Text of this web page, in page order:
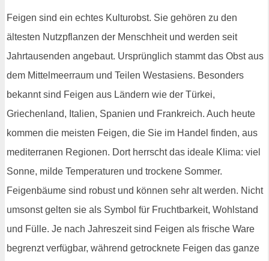
Feigen sind ein echtes Kulturobst. Sie gehören zu den
ältesten Nutzpflanzen der Menschheit und werden seit
Jahrtausenden angebaut. Ursprünglich stammt das Obst aus
dem Mittelmeerraum und Teilen Westasiens. Besonders
bekannt sind Feigen aus Ländern wie der Türkei,
Griechenland, Italien, Spanien und Frankreich. Auch heute
kommen die meisten Feigen, die Sie im Handel finden, aus
mediterranen Regionen. Dort herrscht das ideale Klima: viel
Sonne, milde Temperaturen und trockene Sommer.
Feigenbäume sind robust und können sehr alt werden. Nicht
umsonst gelten sie als Symbol für Fruchtbarkeit, Wohlstand
und Fülle. Je nach Jahreszeit sind Feigen als frische Ware
begrenzt verfügbar, während getrocknete Feigen das ganze